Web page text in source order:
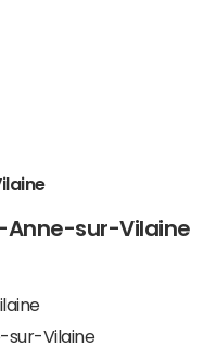
Anne-sur-Vilaine
sur-Vilaine